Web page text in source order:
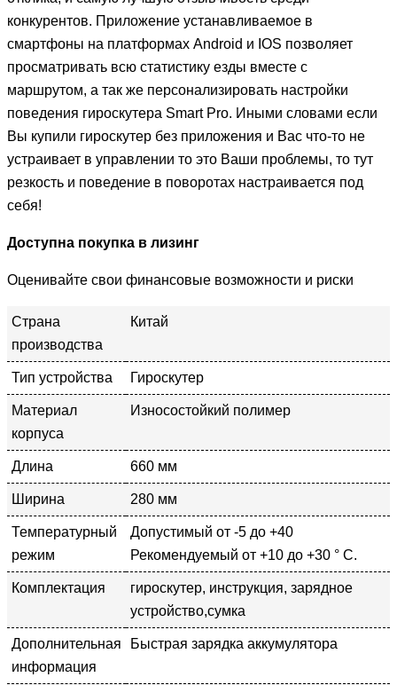
конкурентов. Приложение устанавливаемое в
смартфоны на платформах Android и IOS позволяет
просматривать всю статистику езды вместе с
маршрутом, а так же персонализировать настройки
поведения гироскутера Smart Pro. Иными словами если
Вы купили гироскутер без приложения и Вас что-то не
устраивает в управлении то это Ваши проблемы, то тут
резкость и поведение в поворотах настраивается под
себя!
Доступна покупка в лизинг
Оценивайте свои финансовые возможности и риски
Страна
производства
Китай
Тип устройства Гироскутер
Материал
корпуса
Износостойкий полимер
Длина 660 мм
Ширина 280 мм
Температурный
режим
Допустимый от -5 до +40
Рекомендуемый от +10 до +30 ° С.
Комплектация
гироскутер, инструкция, зарядное
устройство,сумка
Дополнительная
информация
Быстрая зарядка аккумулятора